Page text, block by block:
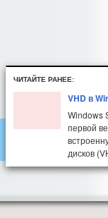
ЧИТАЙТЕ РАНЕЕ:
VHD в
Windows
первой
дисков